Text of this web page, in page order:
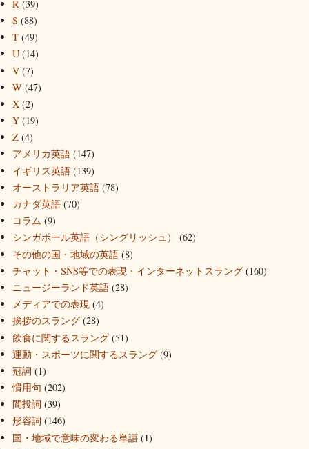
R (39)
S (88)
T (49)
U (14)
V (7)
W (47)
X (2)
Y (19)
Z (4)
アメリカ英語 (147)
イギリス英語 (139)
オーストラリア英語 (78)
カナダ英語 (70)
コラム (9)
シンガポール英語（シングリッシュ）
(62)
その他の国・地域の英語 (8)
チャット・SNS等での表現・インターネットスラング (160)
ニュージーランド英語 (28)
メディアでの表現 (4)
挨拶のスラング (28)
飲食に関するスラング (51)
運動・スポーツに関するスラング (9)
冠詞 (1)
慣用句 (202)
間投詞 (39)
形容詞 (146)
国・地域で意味の変わる単語 (1)